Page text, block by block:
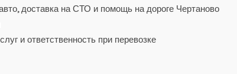
доставка на СТО и помощь на дороге Чертаново
и ответственность при перевозке